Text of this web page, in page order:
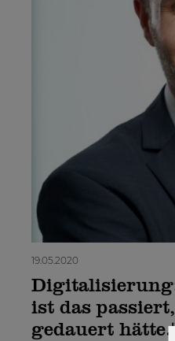
19.05.2020
ist das
gedauert